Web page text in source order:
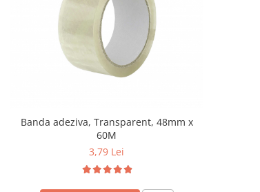
Banda adeziva, Transparent, 48mm x
60M
3,79 Lei